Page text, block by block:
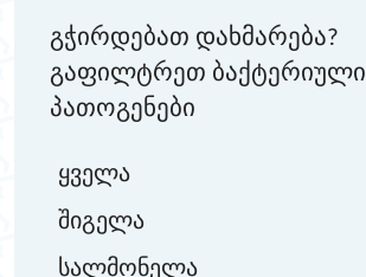
გჭირდებათ დახმარება?
გაფილტრეთ ბაქტერიული
პათოგენები
ყველა
შიგელა
სალმონელა